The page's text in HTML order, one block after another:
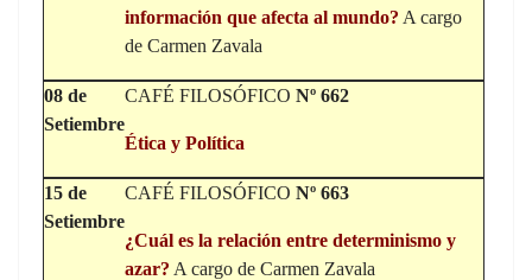
información que afecta al mundo? A cargo
de Carmen Zavala
08 de
Setiembre
CAFÉ FILOSÓFICO Nº 662
Ética y Política
15 de
Setiembre
CAFÉ FILOSÓFICO Nº 663
¿Cuál es la relación entre determinismo y
azar? A cargo de Carmen Zavala